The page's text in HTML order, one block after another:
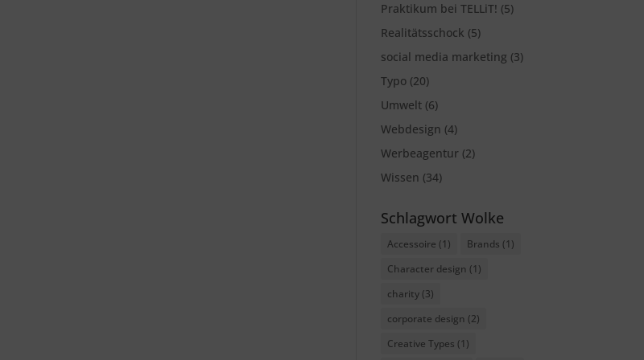
Praktikum bei TELLiT! (5)
Realitätsschock (5)
social media marketing (3)
Typo(20)
Umwelt(6)
Webdesign (4)
Werbeagentur(2)
Wissen (34)
Schlagwort Wolke
Accessoire (1) Brands (1)
Character design (1)
charity(3)
corporate design (2)
Creative Types (1)